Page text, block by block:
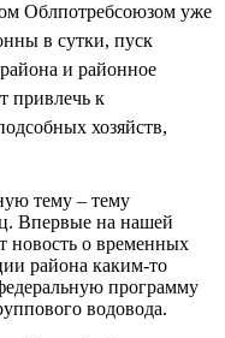
Облпотребсоюзом уже
в сутки, пуск
и районное
привлечь к
хозяйств,
тему – тему
Впервые на нашей
новость о временных
района каким-то
программу
водовода.